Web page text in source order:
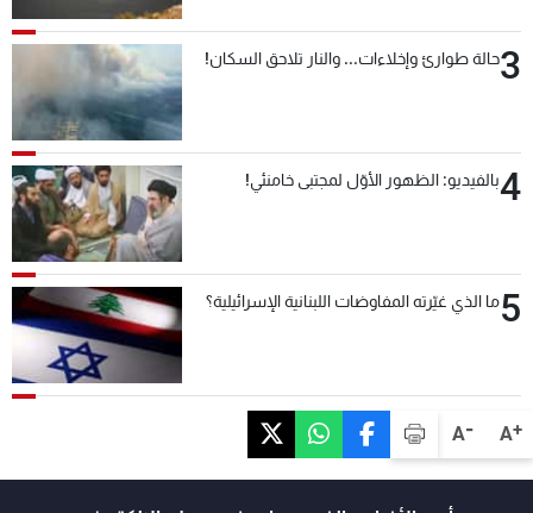
A+
A-
3حالة طوارئ وإخلاءات... والنار تلاحق السكان!
4بالفيديو: الظهور الأوّل لمجتبى خامنئي!
5ما الذي غيّرته المفاوضات اللبنانية الإسرائيلية؟